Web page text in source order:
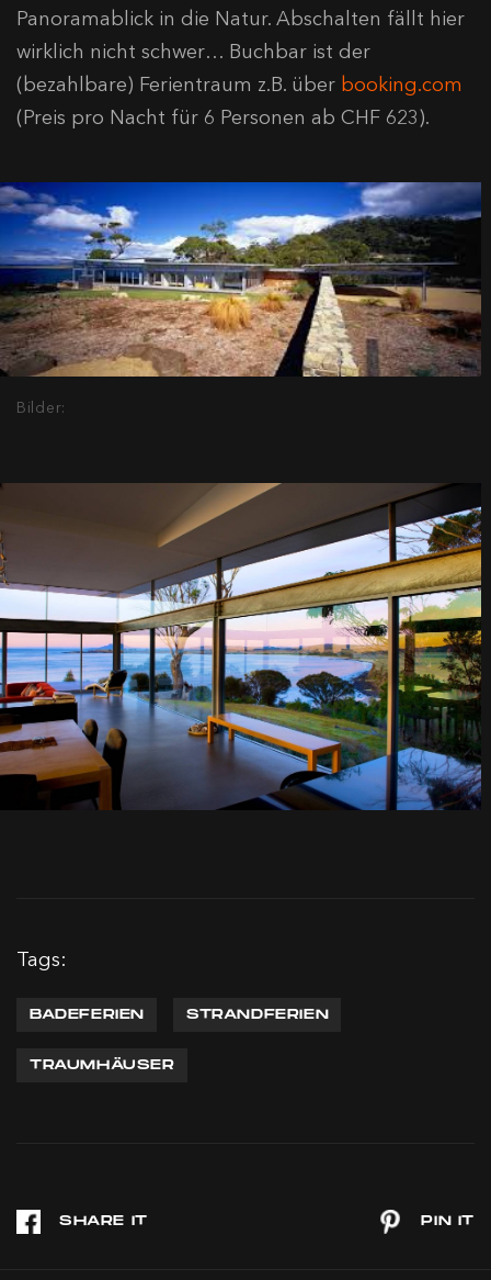
Panoramablick in die Natur. Abschalten fällt hier
wirklich nicht schwer… Buchbar ist der
(bezahlbare) Ferientraum z.B. über booking.com
(Preis pro Nacht für 6 Personen ab CHF 623).
Bilder:
Tags:
BADEFERIEN STRANDFERIEN
TRAUMHÄUSER